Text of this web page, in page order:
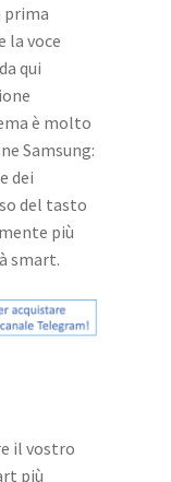
prima
la voce
qui
è molto
Samsung:
dei
del tasto
più
smart.
il vostro
più